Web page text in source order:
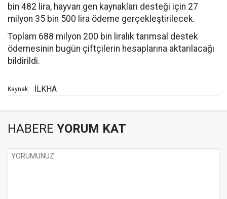
bin 482 lira, hayvan gen kaynakları desteği için 27
milyon 35 bin 500 lira ödeme gerçekleştirilecek.
Toplam 688 milyon 200 bin liralık tarımsal destek
ödemesinin bugün çiftçilerin hesaplarına aktarılacağı
bildirildi.
Kaynak: İLKHA
HABERE YORUM KAT